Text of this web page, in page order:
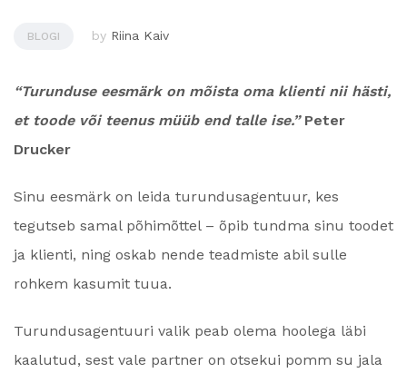
BLOGI by Riina Kaiv
“Turunduse eesmärk on mõista oma klienti nii hästi,
et toode või teenus müüb end talle ise.” Peter
Drucker
Sinu eesmärk on leida turundusagentuur, kes
tegutseb samal põhimõttel – õpib tundma sinu toodet
ja klienti, ning oskab nende teadmiste abil sulle
rohkem kasumit tuua.
Turundusagentuuri valik peab olema hoolega läbi
kaalutud, sest vale partner on otsekui pomm su jala